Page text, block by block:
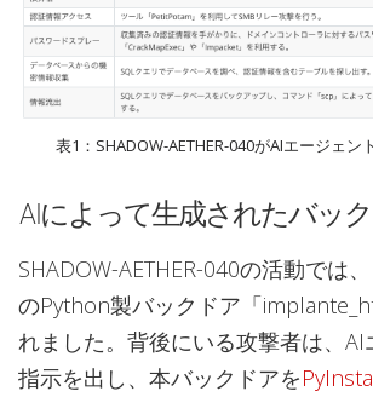
表1：SHADOW-AETHER-040がAIエージェン
AIによって生成されたバッ
SHADOW-AETHER-040の活動では
のPython製バックドア「
れました。背後にいる攻撃者は、AI
指示を出し、本バックドアを